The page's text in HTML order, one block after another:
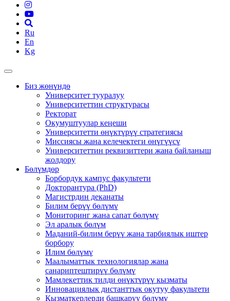
Ru
En
Kg
Биз жөнүндө
Университет тууралуу
Университеттин структурасы
Ректорат
Окумуштуулар кеңеши
Университетти өнүктүрүү стратегиясы
Миссиясы жана келечектеги өнүгүүсү
Университеттин реквизиттери жана байланыш
жолдору
Бөлүмдөр
Борбордук кампус факультети
Докторантура (PhD)
Магистрдин деканаты
Билим берүү бөлүмү
Мониторинг жана сапат бөлүмү
Эл аралык бөлүм
Маданий-билим берүү жана тарбиялык иштер
борбору
Илим бөлүмү
Маалыматтык технологиялар жана
санариптештирүү бөлүмү
Мамлекеттик тилди өнүктүрүү кызматы
Инновациялык дистанттык окутуу факультети
Кызматкерлерди башкаруу бөлүмү